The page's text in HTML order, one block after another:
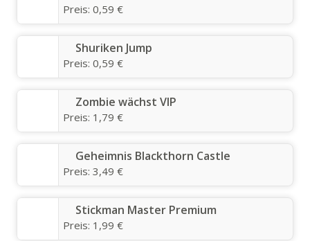
Preis: 0,59 €
Shuriken Jump
Preis: 0,59 €
Zombie wächst VIP
Preis: 1,79 €
Geheimnis Blackthorn Castle
Preis: 3,49 €
Stickman Master Premium
Preis: 1,99 €